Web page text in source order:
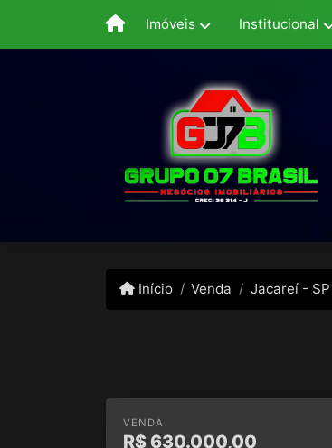
Imóveis Institucional
Início Venda Jacareí - SP
VENDA
R$ 630.000,00